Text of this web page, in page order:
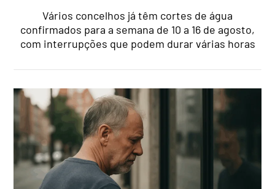
Vários concelhos já têm cortes de água
confirmados para a semana de 10 a 16 de agosto,
com interrupções que podem durar várias horas